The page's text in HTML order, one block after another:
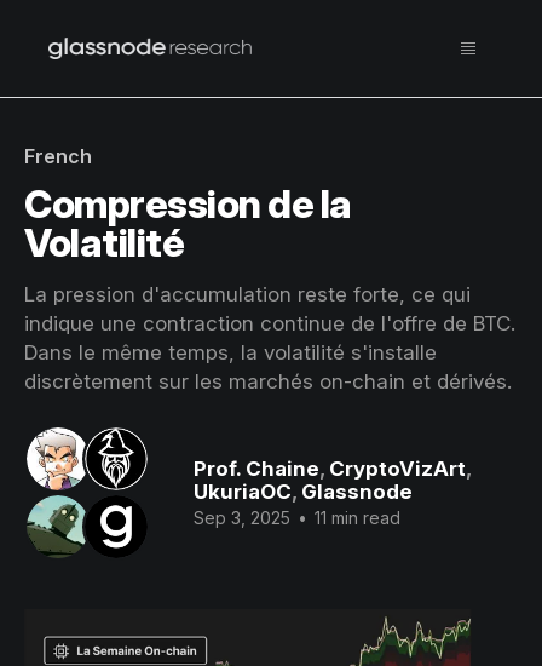
French
Compression de la
Volatilité
La pression d'accumulation reste forte, ce qui
indique une contraction continue de l'offre de BTC.
Dans le même temps, la volatilité s'installe
discrètement sur les marchés on-chain et dérivés.
Prof. Chaine, CryptoVizArt,
UkuriaOC, Glassnode
Sep 3, 2025 • 11 min read